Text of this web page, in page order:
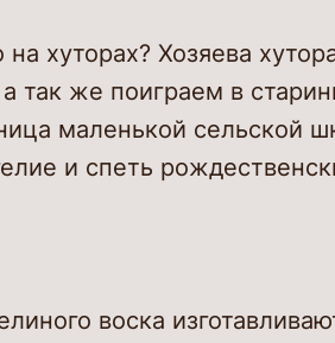
хуторах? Хозяева
а так же поиграем в
маленькой сельской
и спеть
воска